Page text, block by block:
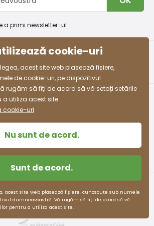
53 -
110 57 - 59
54 -
55
59 - 61
55 -
57
128 63 - 66
60
134 66 - 69
60 -
71 - 74
140 69 - 72
62 -
63
74 - 77
146 72 - 75
63 -
primi newsletter-ul
© 2026. WebdesignLitvanyi.sk .
cookie-uri
acest site web plasează fișiere,
de cookie-uri, pe dispozitivul
rugăm să fiți de acord să vă setați setările
a utiliza acest site.
cookie-uri
Nu sunt de acord.
Sunt de acord.
acest site web plasează fișiere, cunoscute sub numele
dumneavoastră. Vă rugăm să fiți de acord să vă
pentru a utiliza acest site.